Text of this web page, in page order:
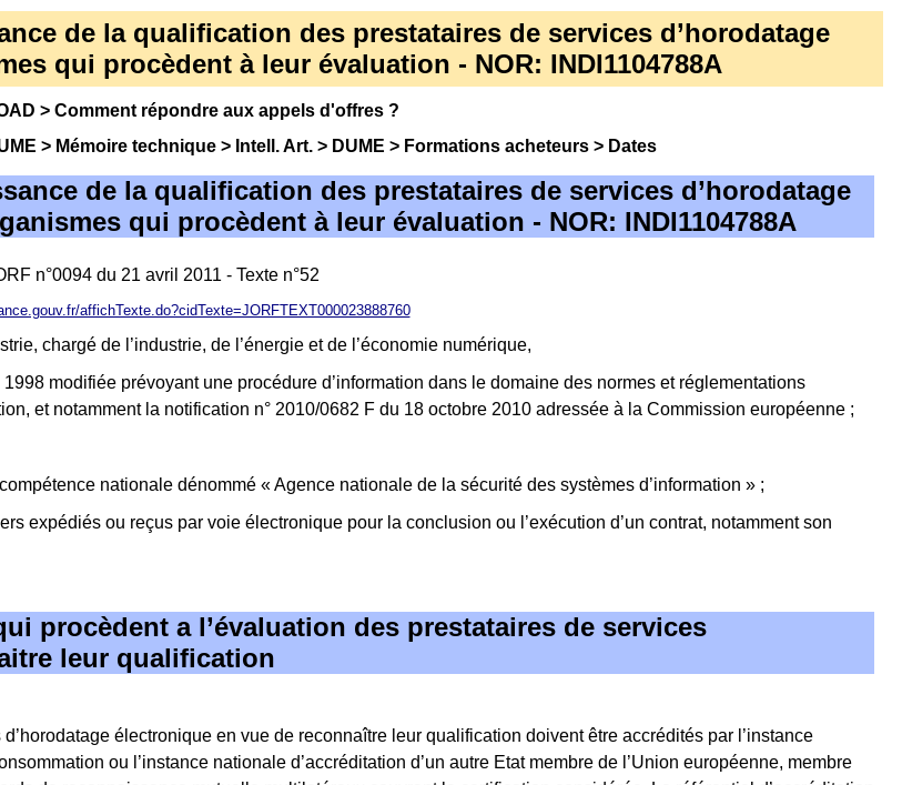
de la qualification des prestataires de services d’horodatage
qui procèdent à leur évaluation - NOR: INDI1104788A
> Comment répondre aux appels d'offres?
> Mémoire technique> Intell. Art.> DUME > Formations acheteurs> Dates
de la qualification des prestataires de services d’horodatage
qui procèdent à leur évaluation - NOR: INDI1104788A
n°0094 du 21 avril 2011 - Texte n°52
affichTexte.do?cidTexte=JORFTEXT000023888760
chargé de l’industrie, de l’énergie et de l’économie numérique,
modifiée prévoyant une procédure d’information dans le domaine des normes et réglementations
et notamment la notification n° 2010/0682 F du 18 octobre 2010 adressée à la Commission européenne ;
nationale dénommé « Agence nationale de la sécurité des systèmes d’information » ;
expédiés ou reçus par voie électronique pour la conclusion ou l’exécution d’un contrat, notamment son
procèdent a l’évaluation des prestataires de services
leur qualification
électronique en vue de reconnaître leur qualification doivent être accrédités par l’instance
ou l’instance nationale d’accréditation d’un autre Etat membre de l’Union européenne, membre